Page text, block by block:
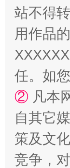
国家大
站不得
用作品
任。如
② 凡本
自其它
策及文
竞争，